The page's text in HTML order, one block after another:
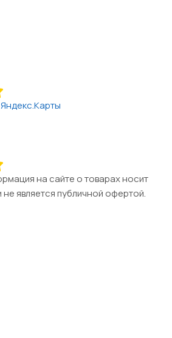
на сайте о товарах носит
является публичной офертой.